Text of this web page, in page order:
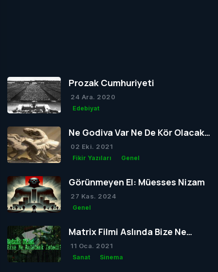
Prozak Cumhuriyeti
24 Ara. 2020
Edebiyat
Ne Godiva Var Ne De Kör Olacak
Tom
02 Eki. 2021
Fikir Yazıları Genel
Görünmeyen El: Müesses Nizam
27 Kas. 2024
Genel
Matrix Filmi Aslında Bize Ne
Anlatmak İstedi?
11 Oca. 2021
Sanat Sinema